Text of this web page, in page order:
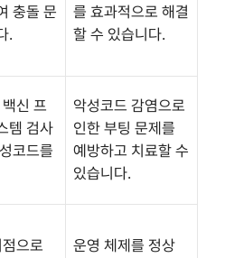
충돌 문
.
를 효과적으로 해결
할 수 있습니다.
신 프
템 검사
코드를
악성코드 감염으로
인한 부팅 문제를
예방하고 치료할 수
있습니다.
으로
운영 체제를 정상